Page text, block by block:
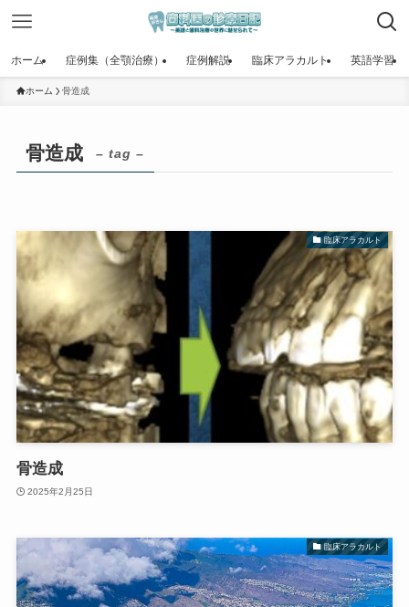
ホーム 症例集（全顎治療） 症例解説 臨床アラカルト 英語学習
ホーム 骨造成
骨造成 – tag –
臨床アラカルト
骨造成
2025年2月25日
臨床アラカルト